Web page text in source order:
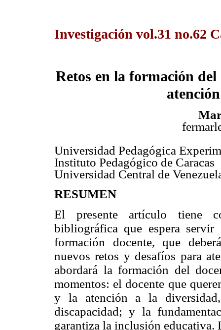
Investigación vol.31 no.62
Retos en la formación
Universidad Pedagógica
Instituto Pedagógico de Caracas
Universidad Central de
RESUMEN
El presente artículo tiene
bibliográfica que espera
formación docente, que
nuevos retos y desafíos para
abordará la formación del
momentos: el docente que
y la atención a la
discapacidad; y la
garantiza la inclusión educativa.